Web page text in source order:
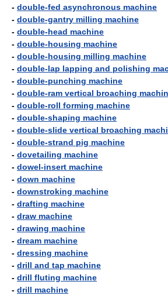
- double-fed asynchronous machine
- double-gantry milling machine
- double-head machine
- double-housing machine
- double-housing milling machine
- double-lap lapping and polishing
- double-punching machine
- double-ram vertical broaching
- double-roll forming machine
- double-shaping machine
- double-slide vertical broaching
- double-strand pig machine
- dovetailing machine
- dowel-insert machine
- down machine
- downstroking machine
- drafting machine
- draw machine
- drawing machine
- dream machine
- dressing machine
- drill and tap machine
- drill fluting machine
- drill machine